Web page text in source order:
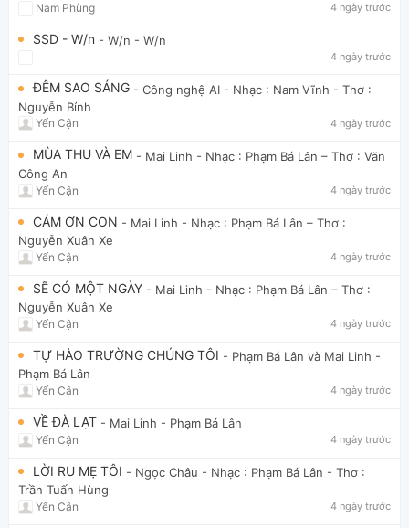
Nam Phùng 4 ngày trước
SSD - W/n - W/n - W/n
4 ngày trước
ĐÊM SAO SÁNG - Công nghệ AI - Nhạc : Nam Vĩnh - Thơ :
Nguyễn Bính
Yến Cận 4 ngày trước
MÙA THU VÀ EM - Mai Linh - Nhạc : Phạm Bá Lân – Thơ : Văn
Công An
Yến Cận 4 ngày trước
CÁM ƠN CON - Mai Linh - Nhạc : Phạm Bá Lân – Thơ :
Nguyễn Xuân Xe
Yến Cận 4 ngày trước
SẼ CÓ MỘT NGÀY - Mai Linh - Nhạc : Phạm Bá Lân – Thơ :
Nguyễn Xuân Xe
Yến Cận 4 ngày trước
TỰ HÀO TRƯỜNG CHÚNG TÔI - Phạm Bá Lân và Mai Linh -
Phạm Bá Lân
Yến Cận 4 ngày trước
VỀ ĐÀ LẠT - Mai Linh - Phạm Bá Lân
Yến Cận 4 ngày trước
LỜI RU MẸ TÔI - Ngọc Châu - Nhạc : Phạm Bá Lân - Thơ :
Trần Tuấn Hùng
Yến Cận 4 ngày trước